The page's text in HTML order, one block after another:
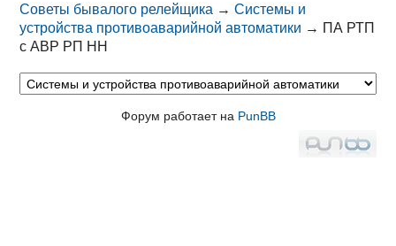
Советы бывалого релейщика →Системы и
устройства противоаварийной автоматики → ПА РТП
с АВР РП НН
Форум работает на PunBB